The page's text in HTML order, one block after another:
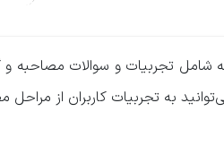
شامل تجربیات و سوالات مصاحبه و
به تجربیات کاربران از